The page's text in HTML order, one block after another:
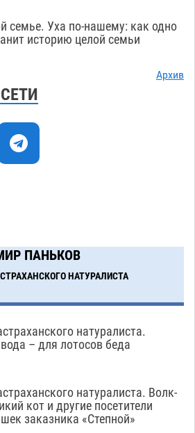
района
07.08 538
проинспектировал
для льготников
обошлась
логистической компании в 400
водоемы
в семь тысяч кубов
07.08
семье. Уха по-нашему: как одно
историю целой семьи
Архив
ПАНЬКОВ
НАТУРАЛИСТА
натуралиста.
– для лотосов беда
натуралиста. Волк-
кот и другие посетители
заказника «Степной»